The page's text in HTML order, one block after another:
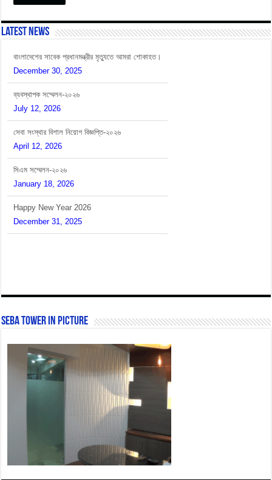
Latest News
বাংলাদেশের সাবেক প্রধানমন্ত্রীর মৃত্যুতে আমরা শোকাহত।
December 30, 2025
ব্যবস্থাপক সম্মেলন-২০২৬
July 12, 2026
সেবা সংস্থার বিশাল নিয়োগ বিজ্ঞপ্তি-২০২৬
April 12, 2026
সিএম সম্মেলন-২০২৬
January 18, 2026
Happy New Year 2026
December 31, 2025
SEBA Tower In Picture